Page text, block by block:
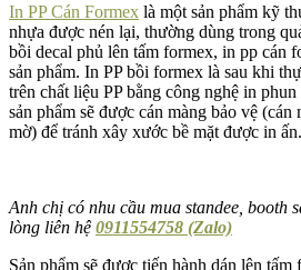
In PP Cán Formex là một sản phẩm kỹ
nhựa được nén lại, thường dùng trong
bồi decal phủ lên tấm formex, in pp cán
sản phẩm. In PP bồi formex là sau khi
trên chất liệu PP bằng công nghệ in
sản phẩm sẽ được cán màng bảo vệ (cán
mờ) để tránh xây xước bề mặt được in ấn.
Anh chị có nhu cầu mua standee, booth
lòng liên hệ0911554758 (Zalo)
Sản phẩm sẽ được tiến hành dán lên